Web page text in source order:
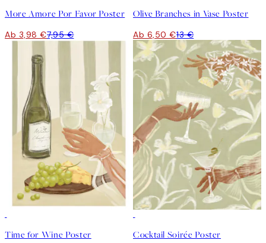
More Amore Por Favor Poster
Ab 3,98 €7,95 €
Olive Branches in Vase Poster
Ab 6,50 €13 €
Time for Wine Poster Cocktail Soirée Poster